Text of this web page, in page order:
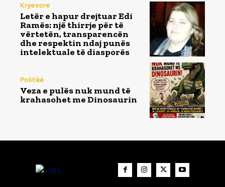
Kryesore
Letër e hapur drejtuar Edi
Ramës: një thirrje për të
vërtetën, transparencën
dhe respektin ndaj punës
intelektuale të diasporës
Politikë
Veza e pulës nuk mund të
krahasohet me Dinosaurin